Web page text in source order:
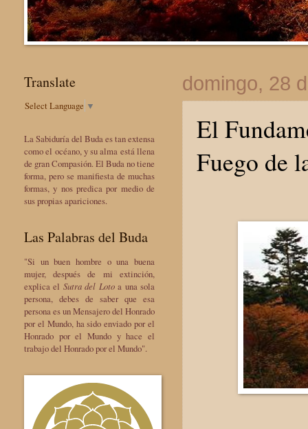
domingo, 28
El
Fuego de
Translate
Select Language ▼
La Sabiduría del Buda es tan extensa
como el océano, y su alma está llena
de gran Compasión. El Buda no tiene
forma, pero se manifiesta de muchas
formas, y nos predica por medio de
sus propias apariciones.
Las Palabras del Buda
"Si un buen hombre o una buena
mujer, después de mi extinción,
explica el Sutra del Lotoa una sola
persona, debes de saber que esa
persona es un Mensajero del Honrado
por el Mundo, ha sido enviado por el
Honrado por el Mundo y hace el
trabajo del Honrado por el Mundo".